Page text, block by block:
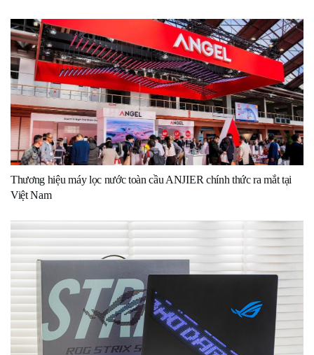
Thương hiệu máy lọc nước toàn cầu ANJIER chính thức ra mắt tại
Việt Nam